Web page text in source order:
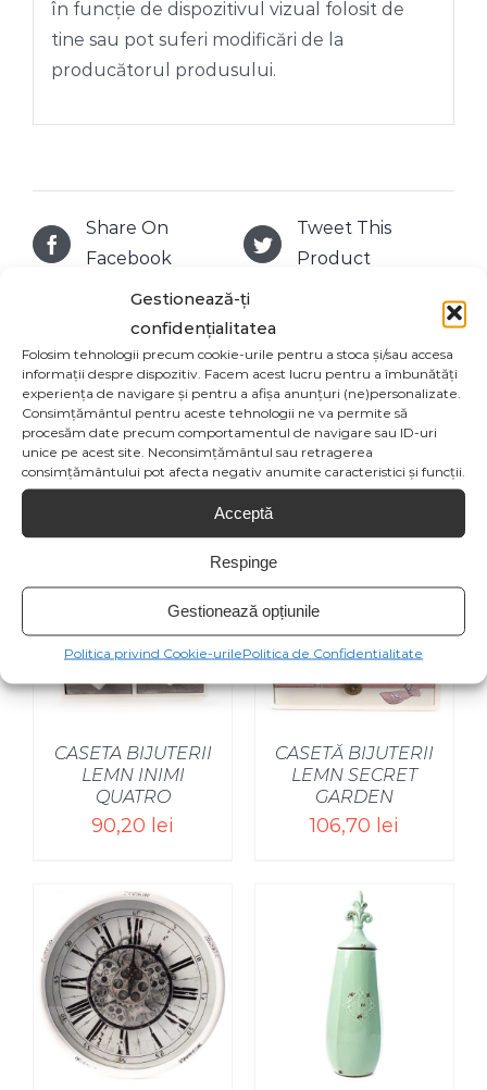
Gestionează-ți
confidențialitatea
Folosim tehnologii precum cookie-urile pentru a stoca și/sau accesa
informații despre dispozitiv. Facem acest lucru pentru a îmbunătăți
experiența de navigare și pentru a afișa anunțuri (ne)personalizate.
Consimțământul pentru aceste tehnologii ne va permite să
procesăm date precum comportamentul de navigare sau ID-uri
unice pe acest site. Neconsimțământul sau retragerea
consimțământului pot afecta negativ anumite caracteristici și funcții.
Acceptă
Respinge
Gestionează opțiunile
Politica privind Cookie-urilePolitica de Confidentialitate
în funcție de dispozitivul vizual folosit de
tine sau pot suferi modificări de la
producătorul produsului.
Share On
Facebook
Tweet This
Product
Pin This Product
Product
Produse similare
CASETA BIJUTERII
LEMN INIMI
QUATRO
90,20 lei
CASETĂ BIJUTERII
LEMN SECRET
GARDEN
106,70 lei